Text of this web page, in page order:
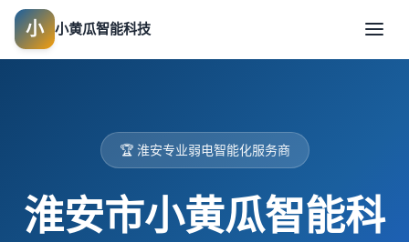
小 小黄瓜智能科技
🏆 淮安专业弱电智能化服务商
淮安市小黄瓜智能科